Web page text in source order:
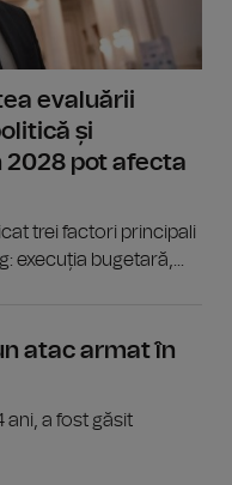
evaluării
și
2028 pot afecta
trei factori principali
execuția bugetară,...
atac armat în
ani, a fost găsit